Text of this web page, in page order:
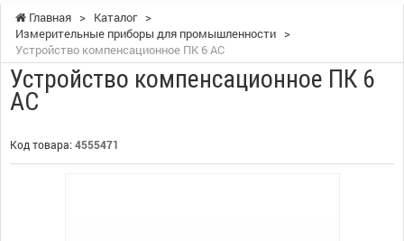
Главная > Каталог >
Измерительные приборы для промышленности >
Устройство компенсационное ПК 6 АС
Устройство компенсационное ПК 6
АС
Код товара: 4555471